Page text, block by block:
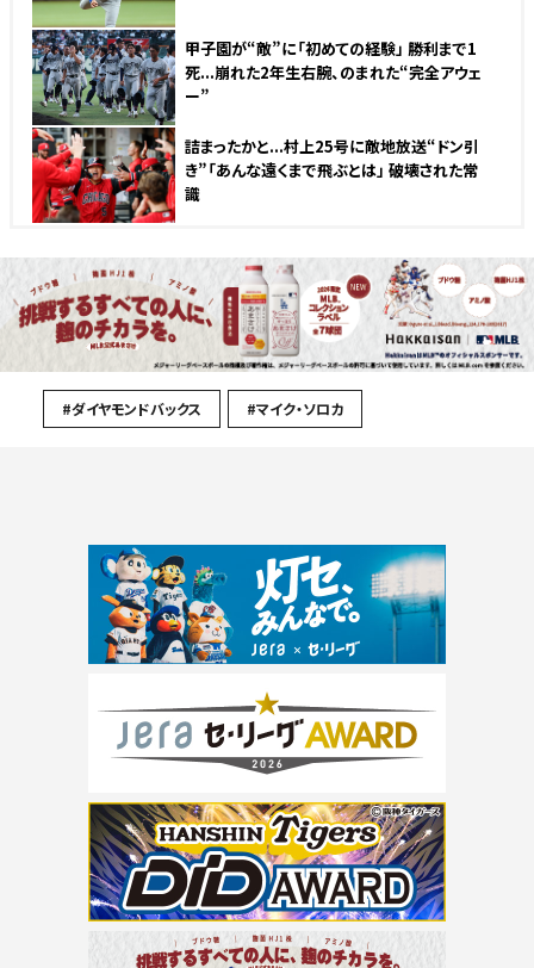
甲子園が“敵”に「初めての経験」 勝利まで1
死...崩れた2年生右腕、のまれた“完全アウェ
ー”
詰まったかと...村上25号に敵地放送“ドン引
き”「あんな遠くまで飛ぶとは」 破壊された常
識
#ダイヤモンドバックス #マイク・ソロカ